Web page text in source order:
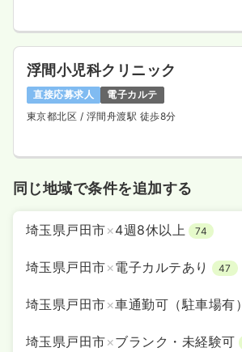
浮間小児科クリニック
直接応募求人
電子カルテ
東京都北区 / 浮間舟渡駅 徒歩8分
同じ地域で条件を追加する
埼玉県戸田市×4週8休以上 74
埼玉県戸田市×電子カルテあり 47
埼玉県戸田市×車通勤可（駐車場有）
埼玉県戸田市×ブランク・未経験可